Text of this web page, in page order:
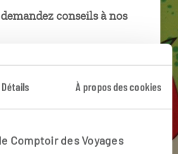
Détails À propos des cookies
Comptoir des Voyages
conseils à nos
votre itinéraire au plus
et de la réalité du pays.
face ou depuis nos studios